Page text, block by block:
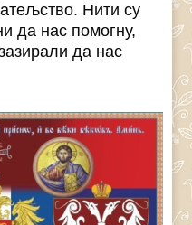
Нити су
да нас помогну,
да нас